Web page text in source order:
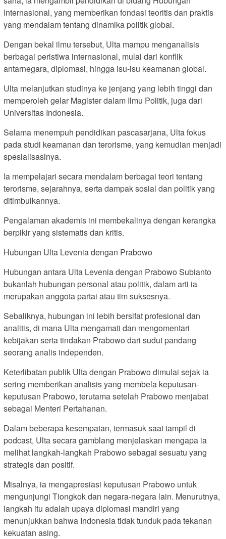
Internasional, yang memberikan fondasi teoritis dan praktis
yang mendalam tentang dinamika politik global.
Dengan bekal ilmu tersebut, Ulta mampu menganalisis
berbagai peristiwa internasional, mulai dari konflik
antarnegara, diplomasi, hingga isu-isu keamanan global.
Ulta melanjutkan studinya ke jenjang yang lebih tinggi dan
memperoleh gelar Magister dalam Ilmu Politik, juga dari
Universitas Indonesia.
Selama menempuh pendidikan pascasarjana, Ulta fokus
pada studi keamanan dan terorisme, yang kemudian menjadi
spesialisasinya.
Ia mempelajari secara mendalam berbagai teori tentang
terorisme, sejarahnya, serta dampak sosial dan politik yang
ditimbulkannya.
Pengalaman akademis ini membekalinya dengan kerangka
berpikir yang sistematis dan kritis.
Hubungan Ulta Levenia dengan Prabowo
Hubungan antara Ulta Levenia dengan Prabowo Subianto
bukanlah hubungan personal atau politik, dalam arti ia
merupakan anggota partai atau tim suksesnya.
Sebaliknya, hubungan ini lebih bersifat profesional dan
analitis, di mana Ulta mengamati dan mengomentari
kebijakan serta tindakan Prabowo dari sudut pandang
seorang analis independen.
Keterlibatan publik Ulta dengan Prabowo dimulai sejak ia
sering memberikan analisis yang membela keputusan-
keputusan Prabowo, terutama setelah Prabowo menjabat
sebagai Menteri Pertahanan.
Dalam beberapa kesempatan, termasuk saat tampil di
podcast, Ulta secara gamblang menjelaskan mengapa ia
melihat langkah-langkah Prabowo sebagai sesuatu yang
strategis dan positif.
Misalnya, ia mengapresiasi keputusan Prabowo untuk
mengunjungi Tiongkok dan negara-negara lain. Menurutnya,
langkah itu adalah upaya diplomasi mandiri yang
menunjukkan bahwa Indonesia tidak tunduk pada tekanan
kekuatan asing.